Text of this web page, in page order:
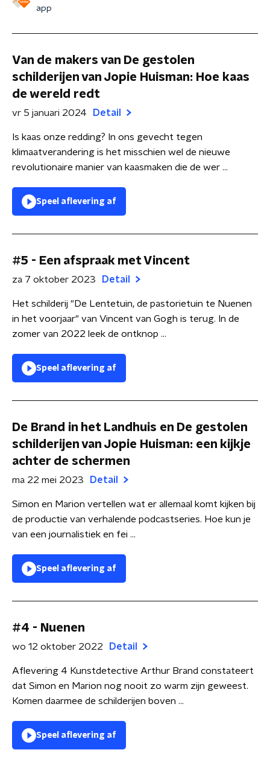
app
Van de makers van De gestolen
schilderijen van Jopie Huisman: Hoe kaas
de wereld redt
vr 5 januari 2024 Detail
Is kaas onze redding? In ons gevecht tegen
klimaatverandering is het misschien wel de nieuwe
revolutionaire manier van kaasmaken die de wer ...
Speel aflevering af
#5 - Een afspraak met Vincent
za 7 oktober 2023 Detail
Het schilderij "De Lentetuin, de pastorietuin te Nuenen
in het voorjaar" van Vincent van Gogh is terug. In de
zomer van 2022 leek de ontknop ...
Speel aflevering af
De Brand in het Landhuis en De gestolen
schilderijen van Jopie Huisman: een kijkje
achter de schermen
ma 22 mei 2023 Detail
Simon en Marion vertellen wat er allemaal komt kijken bij
de productie van verhalende podcastseries. Hoe kun je
van een journalistiek en fei ...
Speel aflevering af
#4 - Nuenen
wo 12 oktober 2022 Detail
Aflevering 4 Kunstdetective Arthur Brand constateert
dat Simon en Marion nog nooit zo warm zijn geweest.
Komen daarmee de schilderijen boven ...
Speel aflevering af